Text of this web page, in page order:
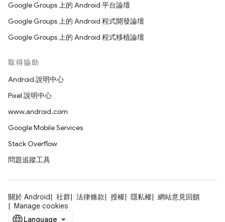
Google Groups 上的 Android 平台論壇
Google Groups 上的 Android 程式開發論壇
Google Groups 上的 Android 程式移植論壇
取得協助
Android 說明中心
Pixel 說明中心
www.android.com
Google Mobile Services
Stack Overflow
問題追蹤工具
關於 Android 社群 法律條款 授權 隱私權
網站意見回饋
Manage cookies